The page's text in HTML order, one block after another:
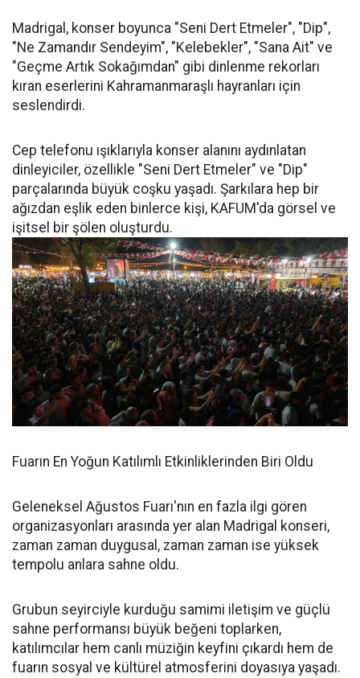
Madrigal, konser boyunca "Seni Dert Etmeler", "Dip",
"Ne Zamandır Sendeyim", "Kelebekler", "Sana Ait" ve
"Geçme Artık Sokağımdan" gibi dinlenme rekorları
kıran eserlerini Kahramanmaraşlı hayranları için
seslendirdi.
Cep telefonu ışıklarıyla konser alanını aydınlatan
dinleyiciler, özellikle "Seni Dert Etmeler" ve "Dip"
parçalarında büyük coşku yaşadı. Şarkılara hep bir
ağızdan eşlik eden binlerce kişi, KAFUM'da görsel ve
işitsel bir şölen oluşturdu.
Fuarın En Yoğun Katılımlı Etkinliklerinden Biri Oldu
Geleneksel Ağustos Fuarı'nın en fazla ilgi gören
organizasyonları arasında yer alan Madrigal konseri,
zaman zaman duygusal, zaman zaman ise yüksek
tempolu anlara sahne oldu.
Grubun seyirciyle kurduğu samimi iletişim ve güçlü
sahne performansı büyük beğeni toplarken,
katılımcılar hem canlı müziğin keyfini çıkardı hem de
fuarın sosyal ve kültürel atmosferini doyasıya yaşadı.